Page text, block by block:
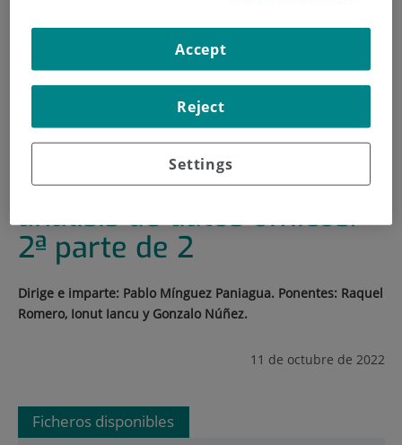
FORMACIÓN Y EMPLEO
|PLAN DE FORMACIÓN
CURSO DE INTRODUCCIÓN AL ANÁLISIS DE DATOS
Curso de introducción al
análisis de datos ómicos.
2ª parte de 2
Dirige e imparte: Pablo Mínguez Paniagua. Ponentes: Raquel
Romero, Ionut Iancu y Gonzalo Núñez.
11 de octubre de 2022
Ficheros disponibles
Settings
Reject
Accept